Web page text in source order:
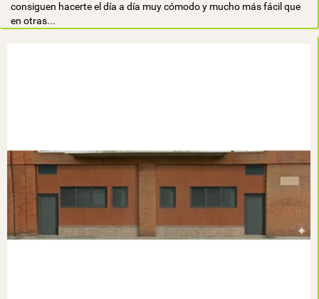
consiguen hacerte el día a día muy cómodo y mucho más fácil que
en otras...